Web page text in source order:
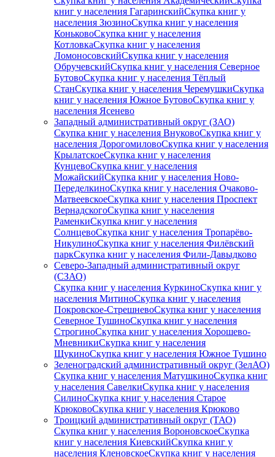
книг у населения ГагаринскийСкупка книг у
населения ЗюзиноСкупка книг у населения
КоньковоСкупка книг у населения
КотловкаСкупка книг у населения
ЛомоносовскийСкупка книг у населения
ОбручевскийСкупка книг у населения Северное
БутовоСкупка книг у населения Тёплый
СтанСкупка книг у населения ЧеремушкиСкупка
книг у населения Южное БутовоСкупка книг у
населения Ясенево
Западный административный округ (ЗАО)
Скупка книг у населения ВнуковоСкупка книг у
населения ДорогомиловоСкупка книг у населения
КрылатскоеСкупка книг у населения
КунцевоСкупка книг у населения
МожайскийСкупка книг у населения Ново-
ПеределкиноСкупка книг у населения Очаково-
МатвеевскоеСкупка книг у населения Проспект
ВернадскогоСкупка книг у населения
РаменкиСкупка книг у населения
СолнцевоСкупка книг у населения Тропарёво-
НикулиноСкупка книг у населения Филёвский
паркСкупка книг у населения Фили-Давыдково
Северо-Западный административный округ
(СЗАО)
Скупка книг у населения КуркиноСкупка книг у
населения МитиноСкупка книг у населения
Покровское-СтрешневоСкупка книг у населения
Северное ТушиноСкупка книг у населения
СтрогиноСкупка книг у населения Хорошево-
МневникиСкупка книг у населения
ЩукиноСкупка книг у населения Южное Тушино
Зеленоградский административный округ (ЗелАО)
Скупка книг у населения МатушкиноСкупка книг
у населения СавелкиСкупка книг у населения
СилиноСкупка книг у населения Старое
КрюковоСкупка книг у населения Крюково
Троицкий административный округ (ТАО)
Скупка книг у населения ВороновскоеСкупка
книг у населения КиевскийСкупка книг у
населения КленовскоеСкупка книг у населения